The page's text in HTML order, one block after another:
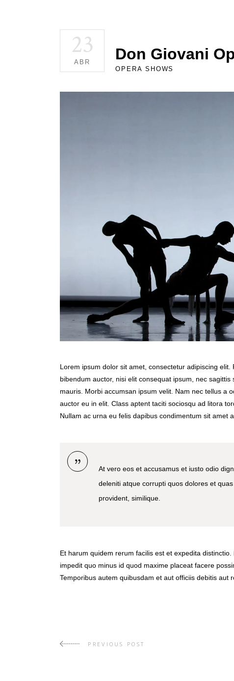
23
ABR Don Giovani
OPERA SHOWS
Lorem ipsum dolor sit amet, consectetur adipiscing
bibendum auctor, nisi elit consequat ipsum, nec
mauris. Morbi accumsan ipsum velit. Nam nec tellus a
auctor eu in elit. Class aptent taciti sociosqu ad litora
Nullam ac urna eu felis dapibus condimentum sit amet
At vero eos et accusamus et iusto odio
deleniti atque corrupti quos dolores et
provident, similique.
Et harum quidem rerum facilis est et expedita
impedit quo minus id quod maxime placeat facere
Temporibus autem quibusdam et aut officiis debitis aut
PREVIOUS POST